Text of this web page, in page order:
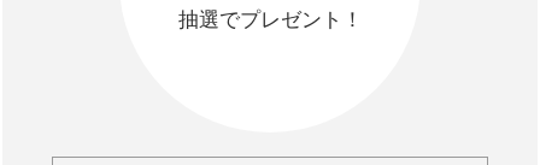
抽選でプレゼント！